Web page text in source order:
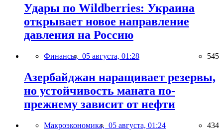
Удары по Wildberries: Украина
открывает новое направление
давления на Россию
Финансы, 05 августа, 01:28 545
Азербайджан наращивает резервы,
но устойчивость маната по-
прежнему зависит от нефти
Макроэкономика, 05 августа, 01:24 434